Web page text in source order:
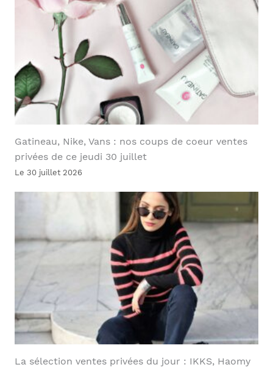
Gatineau, Nike, Vans : nos coups de coeur ventes
privées de ce jeudi 30 juillet
Le 30 juillet 2026
La sélection ventes privées du jour : IKKS, Haomy